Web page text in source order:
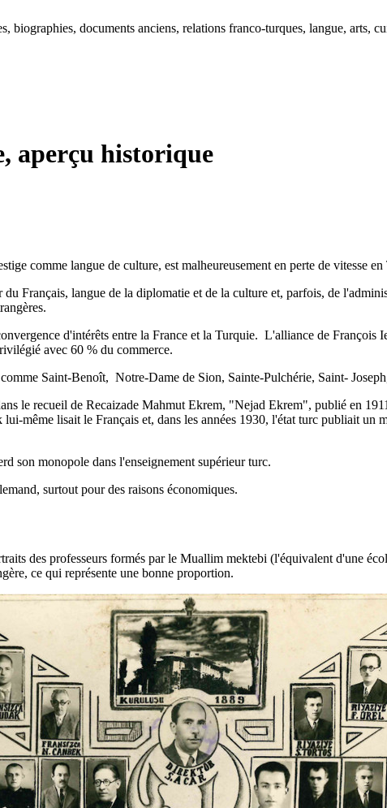
biographies, documents anciens, relations franco-turques, langue, arts,
aperçu historique
comme langue de culture, est malheureusement en perte de vitesse en
Français, langue de la diplomatie et de la culture et, parfois, de
d'intérêts entre la France et la Turquie. L'alliance de François
avec 60 % du commerce.
Saint-Benoît, Notre-Dame de Sion, Sainte-Pulchérie, Saint-
le recueil de Recaizade Mahmut Ekrem, "Nejad Ekrem", publié en
même lisait le Français et, dans les années 1930, l'état turc publiait un
son monopole dans l'enseignement supérieur turc.
surtout pour des raisons économiques.
des professeurs formés par le Muallim mektebi (l'équivalent d'une
ce qui représente une bonne proportion.